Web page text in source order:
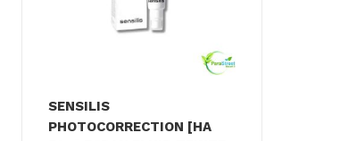
SENSILIS
PHOTOCORRECTION [HA